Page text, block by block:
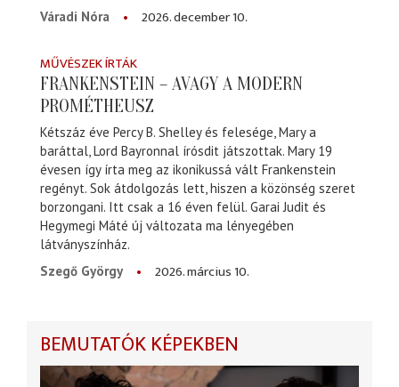
Váradi Nóra
2026. december 10.
MŰVÉSZEK ÍRTÁK
FRANKENSTEIN – AVAGY A MODERN
PROMÉTHEUSZ
Kétszáz éve Percy B. Shelley és felesége, Mary a
baráttal, Lord Bayronnal írósdit játszottak. Mary 19
évesen így írta meg az ikonikussá vált Frankenstein
regényt. Sok átdolgozás lett, hiszen a közönség szeret
borzongani. Itt csak a 16 éven felül. Garai Judit és
Hegymegi Máté új változata ma lényegében
látványszínház.
Szegő György
2026. március 10.
BEMUTATÓK KÉPEKBEN